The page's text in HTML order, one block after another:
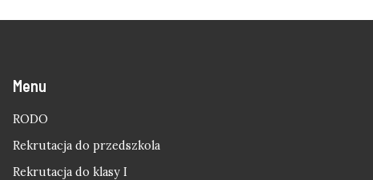
Menu
RODO
Rekrutacja do przedszkola
Rekrutacja do klasy I